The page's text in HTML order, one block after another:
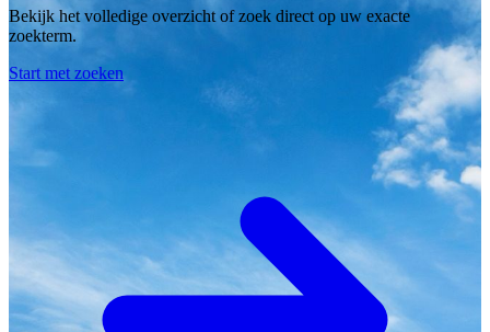
Bekijk het volledige overzicht of zoek direct op uw exacte
zoekterm.
Start met zoeken